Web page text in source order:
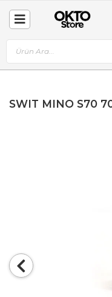
Toggle
Nav
SWIT MINO S70